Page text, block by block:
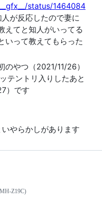
status/1464084
人が反応したので妻に
えてと知人がいってる
いって教えてもらった
のやつ（2021/11/26）
テントリ入りしたあと
）です
やらかしがあります
Z19C)